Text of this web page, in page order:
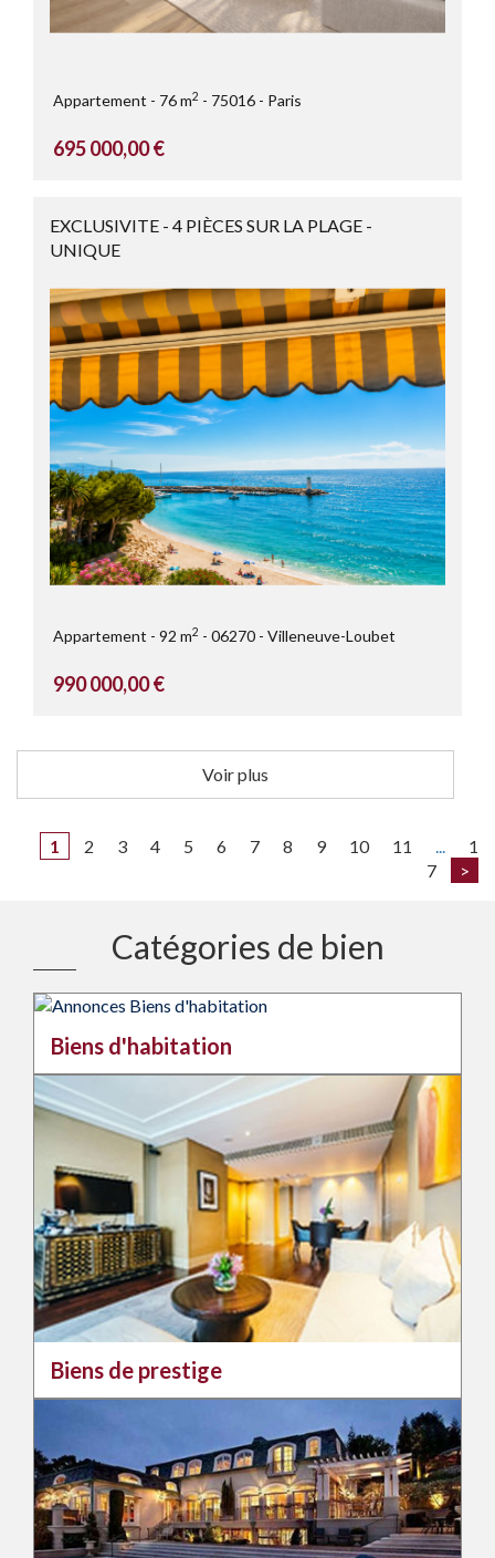
Appartement 76 m2 75016 Paris
695 000,00 €
EXCLUSIVITE - 4 PIÈCES SUR LA PLAGE -
UNIQUE
Appartement 92 m2 06270 Villeneuve-Loubet
990 000,00 €
Voir plus
1 2 3 4 5 6 7 8 9 10 11 ...
1
7
>
Catégories de bien
Biens d'habitation
Biens de prestige